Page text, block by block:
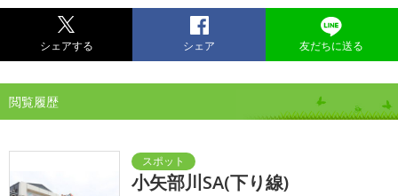
シェアする シェア 友だちに送る
閲覧履歴
小矢部川SA(下り線)